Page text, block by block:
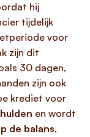
hij
tijdelijk
voor
zijn dit
30 dagen,
zijn ook
krediet voor
en wordt
de balans,